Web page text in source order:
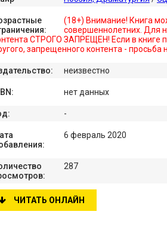
(18+) Внимание! Книга
совершеннолетних. Для
СТРОГО ЗАПРЕЩЕН! Если в книге
запрещенного контента -
неизвестно
нет данных
-
6 февраль 2020
287
ЧИТАТЬ ОНЛАЙН